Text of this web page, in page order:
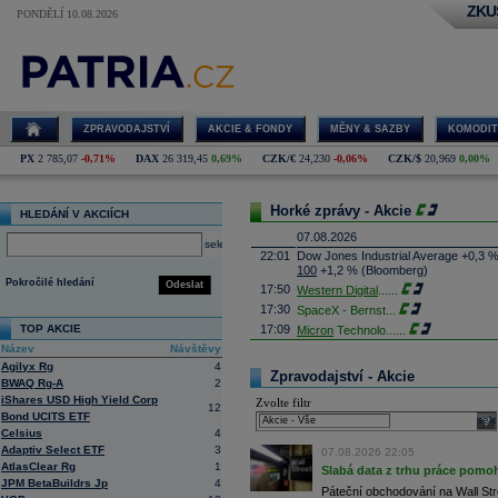
PONDĚLÍ 10.08.2026
ZPRAVODAJSTVÍ AKCIE & FONDY MĚNY & SAZBY
PX 2 785,07 -0,71% DAX 26 319,45 0,69% CZK/€ 24,230 -0,06% CZK/$ 20,969 0,00%
HLEDÁNÍ V AKCIÍCH
select
Odeslat
Pokročilé hledání
TOP AKCIE
Název
Návštěvy
Agilyx Rg
4
BWAQ Rg-A
2
iShares USD High Yield Corp
Bond UCITS ETF
12
Celsius
4
Adaptiv Select ETF
3
AtlasClear Rg
1
JPM BetaBuildrs Jp
4
Horké zprávy - Akcie
07.08.2026
22:01
Dow Jones Industrial Average +0,3
100 +1,2 % (Bloomberg)
17:50 Western Digital
17:30 SpaceX - Bernst
17:09 Micron Technolo
16:26
Objem obchodů s akciemi na
obchodů za poslední rok je 0,665
16:23 Zvýšení výroby balistických střel
nějakou dobu potrvá. Agentuře
Armin Papperger. Společná výroba
doplnit arzenál Spojeným státům,
(ČTK)
16:07 Conocophillips
Zpravodajství - Akcie
Zvolte filtr
07.08.2026 22:05
Slabá data z trhu práce
Páteční obchodování na Wall